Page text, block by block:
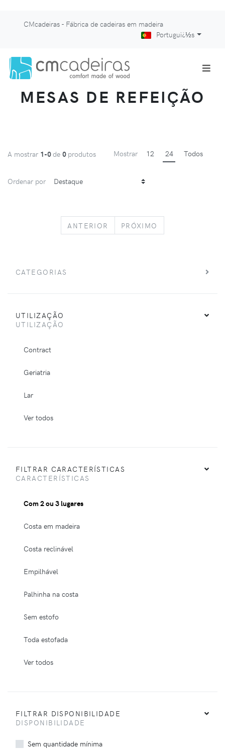
CMcadeiras - Fábrica de cadeiras em madeira
Portuguï¿½s
MESAS DE REFEIÇÃO
A mostrar 1-0de 0 produtos Mostrar 12 24 Todos
Ordenar por
ANTERIOR PREVIOUS
PRÓXIMO
CATEGORIAS
UTILIZAÇÃO
UTILIZAÇÃO
Contract
Geriatria
Lar
Ver todos
FILTRAR CARACTERÍSTICAS
CARACTERÍSTICAS
Com 2 ou 3 lugares
Costa em madeira
Costa reclinável
Empilhável
Palhinha na costa
Sem estofo
Toda estofada
Ver todos
FILTRAR DISPONIBILIDADE
DISPONIBILIDADE
Sem quantidade mínima